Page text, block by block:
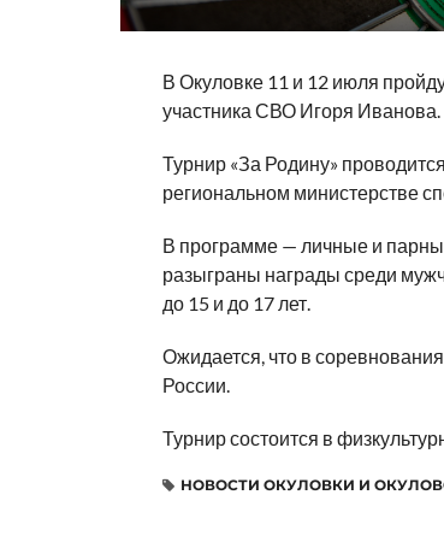
В Окуловке 11 и 12 июля
участника СВО Игоря Иванова.
Турнир «За Родину»
региональном министерстве
В программе — личные и
разыграны награды среди
до 15 и до 17 лет.
Ожидается, что в
России.
Турнир состоится в
НОВОСТИ ОКУЛОВКИ И